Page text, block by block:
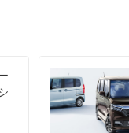
備詳細を見る 装備